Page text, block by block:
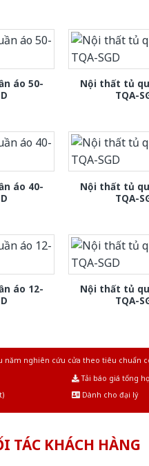
áo 50-
Nội thất tủ
TQA-
áo 40-
Nội thất tủ
TQA-
áo 12-
Nội thất tủ
TQA-
năm nghiên cứu cửa theo tiêu chuẩn
Tải báo giá tổng
Dành cho đại lý
TÁC KHÁCH HÀNG